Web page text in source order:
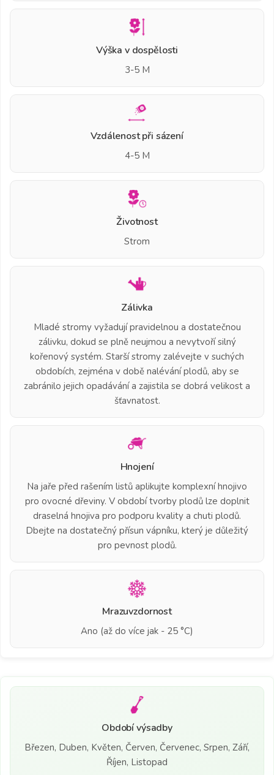
Výška v dospělosti
3-5 M
Vzdálenost při sázení
4-5 M
Životnost
Strom
Zálivka
Mladé stromy vyžadují pravidelnou a dostatečnou
zálivku, dokud se plně neujmou a nevytvoří silný
kořenový systém. Starší stromy zalévejte v suchých
obdobích, zejména v době nalévání plodů, aby se
zabránilo jejich opadávání a zajistila se dobrá velikost a
šťavnatost.
Hnojení
Na jaře před rašením listů aplikujte komplexní hnojivo
pro ovocné dřeviny. V období tvorby plodů lze doplnit
draselná hnojiva pro podporu kvality a chuti plodů.
Dbejte na dostatečný přísun vápníku, který je důležitý
pro pevnost plodů.
Mrazuvzdornost
Ano (až do více jak - 25 °C)
Období výsadby
Březen, Duben, Květen, Červen, Červenec, Srpen, Září,
Říjen, Listopad